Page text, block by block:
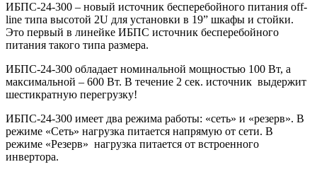
ИБПС-24-300 – новый источник бесперебойного питания off-
line типа высотой 2U для установки в 19” шкафы и стойки.
Это первый в линейке ИБПС источник бесперебойного
питания такого типа размера.
ИБПС-24-300 обладает номинальной мощностью 100 Вт, а
максимальной – 600 Вт. В течение 2 сек. источник выдержит
шестикратную перегрузку!
ИБПС-24-300 имеет два режима работы: «сеть» и «резерв». В
режиме «Сеть» нагрузка питается напрямую от сети. В
режиме «Резерв» нагрузка питается от встроенного
инвертора.